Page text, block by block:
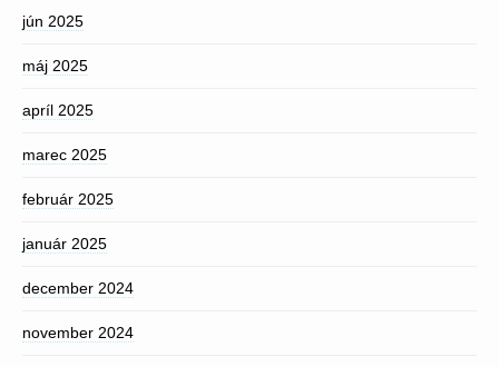
jún 2025
máj 2025
apríl 2025
marec 2025
február 2025
január 2025
december 2024
november 2024